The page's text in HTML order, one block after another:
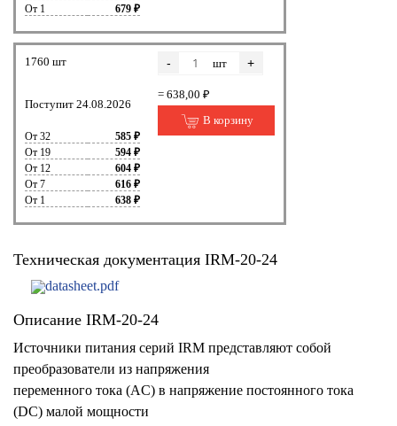
От 1
679 ₽
1760 шт
Поступит 24.08.2026
От 32
585 ₽
От 19
594 ₽
От 12
604 ₽
От 7
616 ₽
От 1
638 ₽
- шт +
= 638,00 ₽
В корзину
Техническая документация IRM-20-24
datasheet.pdf
Описание IRM-20-24
Источники питания серий IRM представляют собой
преобразователи из напряжения
переменного тока (AC) в напряжение постоянного тока
(DC) малой мощности